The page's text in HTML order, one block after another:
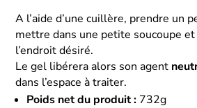
A l’aide d’une cuillère, prendre un
mettre dans une petite soucoupe
l’endroit désiré.
Le gel libérera alors son agent
dans l’espace à traiter.
Poids net du produit : 732g